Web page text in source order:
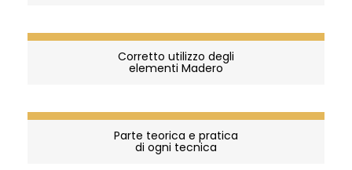
Corretto utilizzo degli
elementi Madero
Parte teorica e pratica
di ogni tecnica